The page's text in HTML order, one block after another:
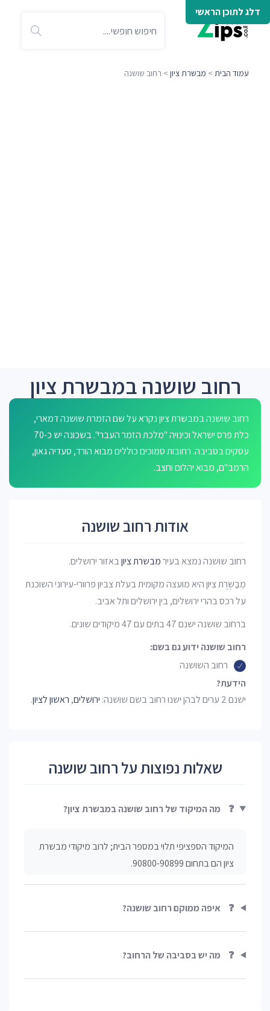
דלג לתוכן הראשי
עמוד הבית > מבשרת ציון > רחוב שושנה
רחוב שושנה במבשרת ציון
רחוב שושנה במבשרת ציון נקרא על שם הזמרת שושנה דמארי,
כלת פרס ישראל וכינויה "מלכת הזמר העברי". בשכונה יש כ-70
עסקים בסביבה. רחובות סמוכים כוללים מבוא הורד, סעדיה גאון,
הרמב"ם, מבוא יהלום וחצב.
אודות רחוב שושנה
רחוב שושנה נמצא בעירמבשרת ציוןבאזור ירושלים.
מְבַשֶּׂרֶת צִיּוֹן היא מועצה מקומית בעלת צביון פרוורי-עירוני השוכנת
על רכס בהרי ירושלים, בין ירושלים ותל אביב.
ברחוב שושנה ישנם 47 בתים עם 47 מיקודים שונים.
רחוב שושנה ידוע גם בשם:
רחוב השושנה
הידעת?
ישנם 2 ערים לבהן ישנו רחוב בשם שושנה:
ירושלים, ראשון לציון.
שאלות נפוצות על רחוב שושנה
❓ מה המיקוד של רחוב שושנה במבשרת ציון?
המיקוד הספציפי תלוי במספר הבית; לרוב מיקודי מבשרת
ציון הם בתחום 90800-90899.
❓ איפה ממוקם רחוב שושנה?
❓ מה יש בסביבה של הרחוב?